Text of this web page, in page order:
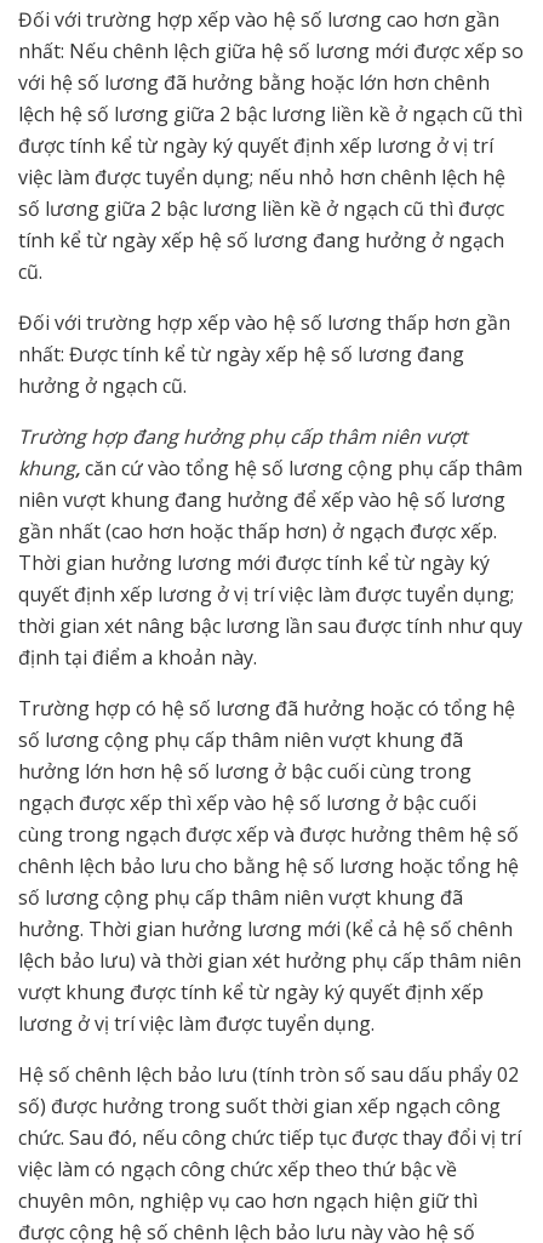
Đối với trường hợp xếp vào hệ số lương cao hơn gần
nhất: Nếu chênh lệch giữa hệ số lương mới được xếp so
với hệ số lương đã hưởng bằng hoặc lớn hơn chênh
lệch hệ số lương giữa 2 bậc lương liền kề ở ngạch cũ thì
được tính kể từ ngày ký quyết định xếp lương ở vị trí
việc làm được tuyển dụng; nếu nhỏ hơn chênh lệch hệ
số lương giữa 2 bậc lương liền kề ở ngạch cũ thì được
tính kể từ ngày xếp hệ số lương đang hưởng ở ngạch
cũ.
Đối với trường hợp xếp vào hệ số lương thấp hơn gần
nhất: Được tính kể từ ngày xếp hệ số lương đang
hưởng ở ngạch cũ.
Trường hợp đang hưởng phụ cấp thâm niên vượt
khung,căn cứ vào tổng hệ số lương cộng phụ cấp thâm
niên vượt khung đang hưởng để xếp vào hệ số lương
gần nhất (cao hơn hoặc thấp hơn) ở ngạch được xếp.
Thời gian hưởng lương mới được tính kể từ ngày ký
quyết định xếp lương ở vị trí việc làm được tuyển dụng;
thời gian xét nâng bậc lương lần sau được tính như quy
định tại điểm a khoản này.
Trường hợp có hệ số lương đã hưởng hoặc có tổng hệ
số lương cộng phụ cấp thâm niên vượt khung đã
hưởng lớn hơn hệ số lương ở bậc cuối cùng trong
ngạch được xếp thì xếp vào hệ số lương ở bậc cuối
cùng trong ngạch được xếp và được hưởng thêm hệ số
chênh lệch bảo lưu cho bằng hệ số lương hoặc tổng hệ
số lương cộng phụ cấp thâm niên vượt khung đã
hưởng. Thời gian hưởng lương mới (kể cả hệ số chênh
lệch bảo lưu) và thời gian xét hưởng phụ cấp thâm niên
vượt khung được tính kể từ ngày ký quyết định xếp
lương ở vị trí việc làm được tuyển dụng.
Hệ số chênh lệch bảo lưu (tính tròn số sau dấu phẩy 02
số) được hưởng trong suốt thời gian xếp ngạch công
chức. Sau đó, nếu công chức tiếp tục được thay đổi vị trí
việc làm có ngạch công chức xếp theo thứ bậc về
chuyên môn, nghiệp vụ cao hơn ngạch hiện giữ thì
được cộng hệ số chênh lệch bảo lưu này vào hệ số